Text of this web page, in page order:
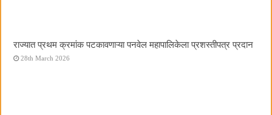
राज्यात प्रथम क्रमांक पटकावणाऱ्या पनवेल महापालिकेला प्रशस्तीपत्र प्रदान
28th March 2026